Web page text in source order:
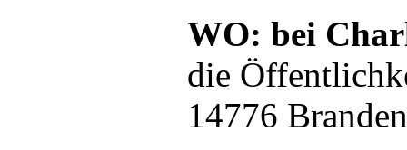
WO: bei
die
14776